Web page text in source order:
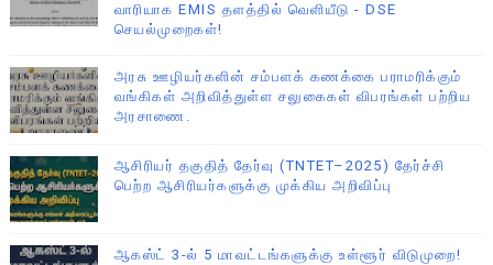
வாரியாக EMIS தளத்தில் வெளியீடு - DSE
செயல்முறைகள்!
அரசு ஊழியர்களின் சம்பளக் கணக்கை பராமரிக்கும்
வங்கிகள் அறிவித்துள்ள சலுகைகள் விபரங்கள் பற்றிய
அரசாணை.
ஆசிரியர் தகுதித் தேர்வு (TNTET–2025) தேர்ச்சி
பெற்ற ஆசிரியர்களுக்கு முக்கிய அறிவிப்பு
ஆகஸ்ட் 3-ல் 5 மாவட்டங்களுக்கு உள்ளூர் விடுமுறை!